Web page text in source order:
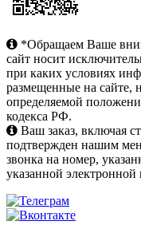
*Обращаем Ваше
сайт носит
при каких условиях
размещенные на сайте,
определяемой
кодекса РФ.
Ваш заказ, включая
подтвержден нашим
звонка на номер,
указанной электронной